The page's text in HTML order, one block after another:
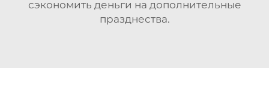
сэкономить деньги на дополнительные
празднества.